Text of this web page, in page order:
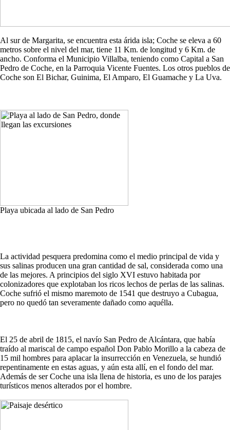
Al sur de Margarita, se encuentra esta árida isla; Coche se eleva a 60
metros sobre el nivel del mar, tiene 11 Km. de longitud y 6 Km. de
ancho. Conforma el Municipio Villalba, teniendo como Capital a San
Pedro de Coche, en la Parroquia Vicente Fuentes. Los otros pueblos de
Coche son El Bichar, Guinima, El Amparo, El Guamache y La Uva.
Playa ubicada al lado de San Pedro
La actividad pesquera predomina como el medio principal de vida y
sus salinas producen una gran cantidad de sal, considerada como una
de las mejores. A principios del siglo XVI estuvo habitada por
colonizadores que explotaban los ricos lechos de perlas de las salinas.
Coche sufrió el mismo maremoto de 1541 que destruyo a Cubagua,
pero no quedó tan severamente dañado como aquélla.
El 25 de abril de 1815, el navío San Pedro de Alcántara, que había
traído al mariscal de campo español Don Pablo Morillo a la cabeza de
15 mil hombres para aplacar la insurrección en Venezuela, se hundió
repentinamente en estas aguas, y aún esta allí, en el fondo del mar.
Además de ser Coche una isla llena de historia, es uno de los parajes
turísticos menos alterados por el hombre.